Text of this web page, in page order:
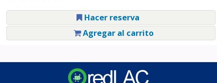
Hacer reserva
Agregar al carrito